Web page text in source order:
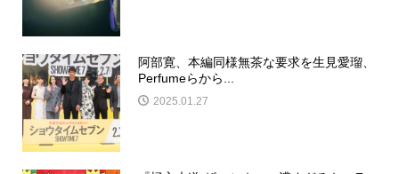
阿部寛、本編同様無茶な要求を生見愛瑠、
Perfumeらから...
2025.01.27